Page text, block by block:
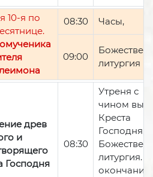
10-я по
08:30 Часы,
09:00
литургия
древ
и
Господня
08:30
Утреня с
чином
Креста
Господня,
литургия.
окончании